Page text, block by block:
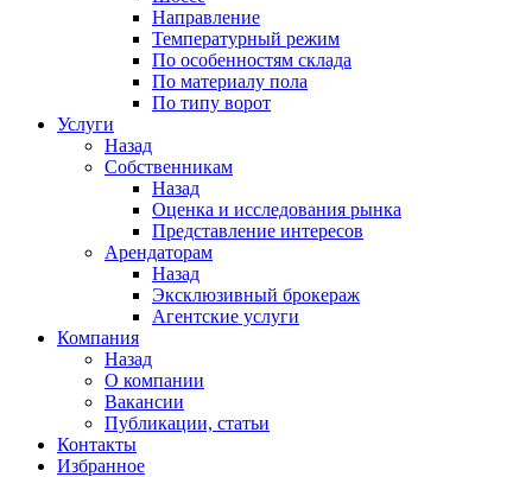
Направление
Температурный режим
По особенностям склада
По материалу пола
По типу ворот
Услуги
Назад
Собственникам
Назад
Оценка и исследования рынка
Представление интересов
Арендаторам
Назад
Эксклюзивный брокераж
Агентские услуги
Компания
Назад
О компании
Вакансии
Публикации, статьи
Контакты
Избранное